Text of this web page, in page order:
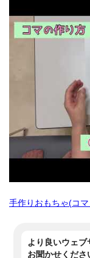
手作りおもちゃ(コ
より良いウェ
お聞かせくださ